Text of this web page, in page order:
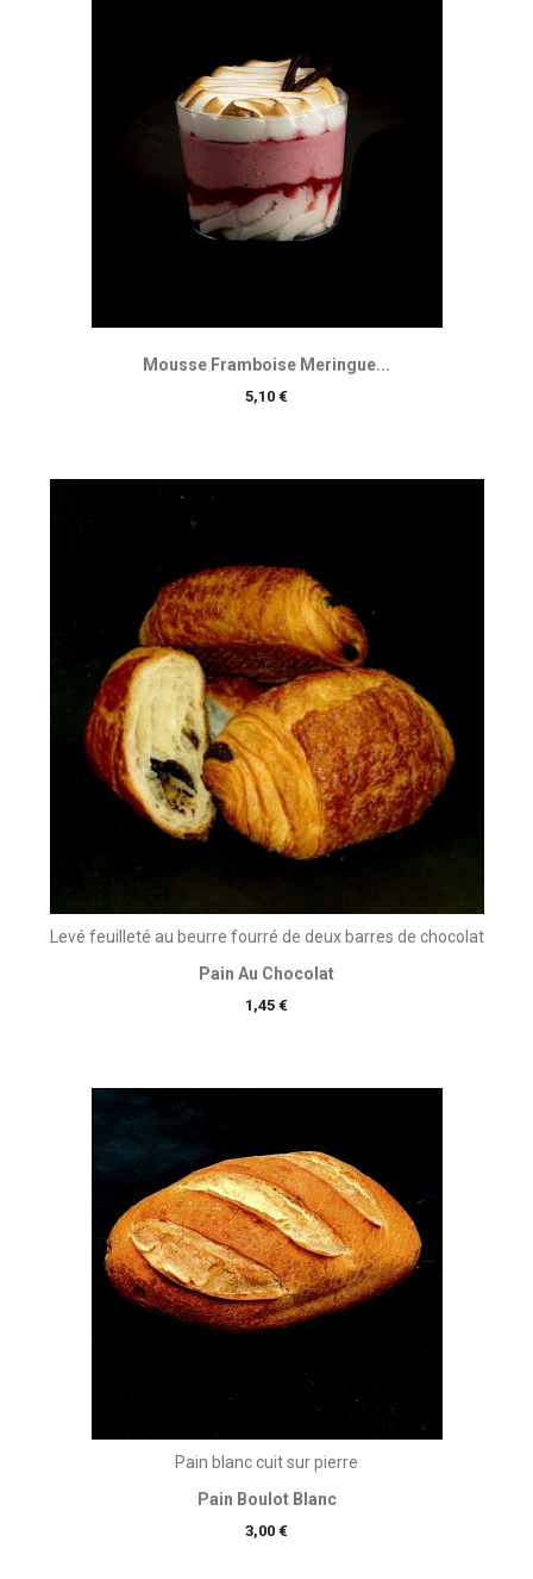
Mousse Framboise Meringue...
Prix
5,10 €
Levé feuilleté au beurre fourré de deux barres de chocolat
Pain Au Chocolat
Prix
1,45 €
Pain blanc cuit sur pierre
Pain Boulot Blanc
Prix
3,00 €